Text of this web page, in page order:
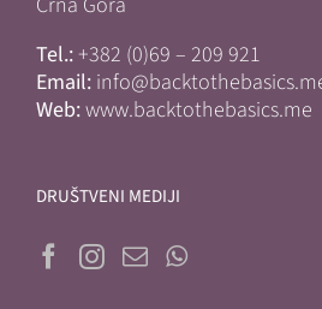
Tel.:+382 (0)69 – 209 921
Email:
Web:www.backtothebasics.me
DRUŠTVENI MEDIJI